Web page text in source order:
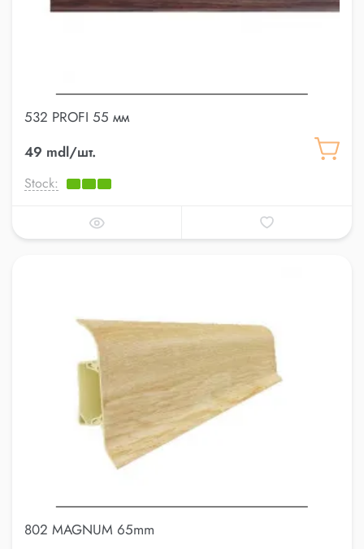
532 PROFI 55 мм
49 mdl/шт.
Stock:
802 MAGNUM 65mm